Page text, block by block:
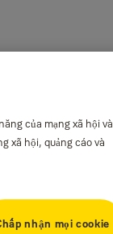
của mạng xã hội và
xã hội, quảng cáo và
nhận mọi cookie